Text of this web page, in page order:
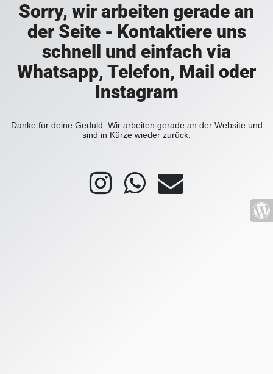
Sorry, wir arbeiten gerade an
der Seite - Kontaktiere uns
schnell und einfach via
Whatsapp, Telefon, Mail oder
Instagram
Danke für deine Geduld. Wir arbeiten gerade an der Website und
sind in Kürze wieder zurück.